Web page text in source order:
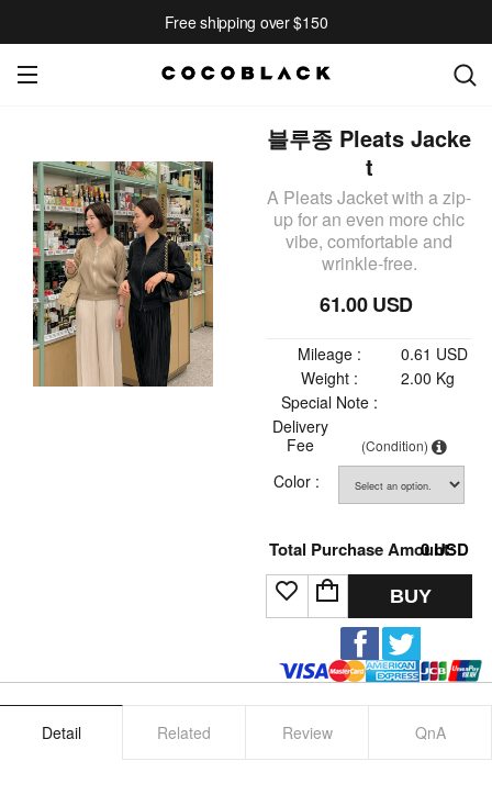
Free shipping over $150
블루종 Pleats Jacke
t
A Pleats Jacket with a zip-
up for an even more chic
vibe, comfortable and
wrinkle-free.
61.00 USD
Mileage :
0.61 USD
Weight :
2.00 Kg
Special Note :
Delivery
Fee
(Condition)
Color :
Total Purchase Amount:
0USD
BUY
Detail Related Review QnA